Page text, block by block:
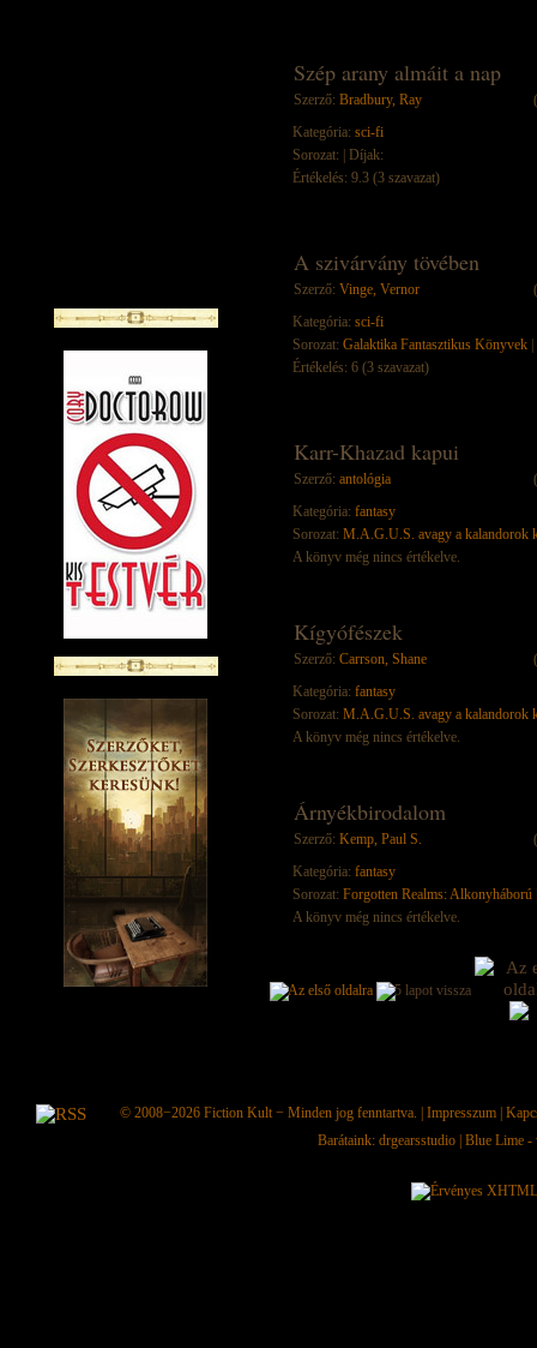
Szép arany almáit a nap
Szerző: Bradbury, Ray
Kategória: sci-fi
Sorozat:
| Díjak:
Értékelés: 9.3 (3 szavazat)
A szivárvány tövében
Szerző: Vinge, Vernor
Kategória: sci-fi
Sorozat: Galaktika Fantasztikus Könyvek
Értékelés: 6 (3 szavazat)
Karr-Khazad kapui
Szerző: antológia
Kategória: fantasy
Sorozat: M.A.G.U.S. avagy a kalandorok
A könyv még nincs értékelve.
Kígyófészek
Szerző: Carrson, Shane
Kategória: fantasy
Sorozat: M.A.G.U.S. avagy a kalandorok
A könyv még nincs értékelve.
Árnyékbirodalom
Szerző: Kemp, Paul S.
Kategória: fantasy
Sorozat: Forgotten Realms: Alkonyháború
A könyv még nincs értékelve.
© 2008−2026 Fiction Kult − Minden jog fenntartva. | Impresszum
Barátaink: drgearsstudio Blue Lime -